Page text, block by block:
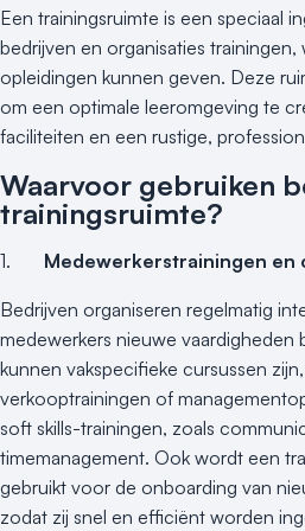
Een trainingsruimte is een speciaal
bedrijven en organisaties trainingen,
opleidingen kunnen geven. Deze
om een optimale leeromgeving te
faciliteiten en een rustige,
Waarvoor gebruiken
trainingsruimte?
1. Medewerkerstrainingen en
Bedrijven organiseren regelmatig
medewerkers nieuwe vaardigheden
kunnen vakspecifieke cursussen
verkooptrainingen of
soft skills-trainingen, zoals
timemanagement. Ook wordt een
gebruikt voor de onboarding van
zodat zij snel en efficiënt worden